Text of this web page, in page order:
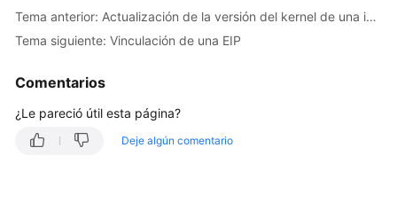
base
de
de
grupos
Tema anterior: Actualización de la versión del kernel de una instancia de base de datos
Tema siguiente: Vinculación de una EIP
Comentarios
¿Le pareció útil esta página?
Deje algún comentario